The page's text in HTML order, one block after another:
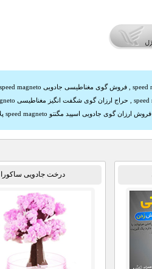
فروش گوی مغناطیسی جادویی speed magneto اصل
حراج ارزان گوی شگفت انگیز مغناطیسی speed magneto
فروش ارزان گوی جادویی اسپید مگنتو speed magneto پلاستیک ABS
درخت جادویی ساکورا